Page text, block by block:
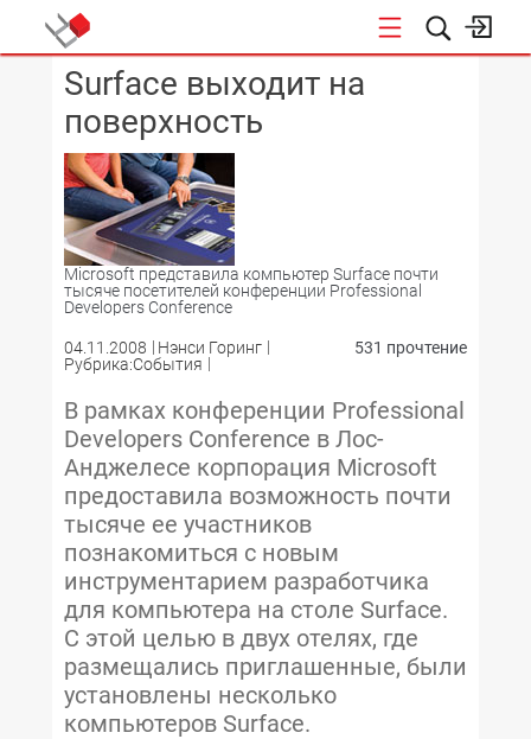
КОНФЕРЕНЦИИ
Surface выходит на
поверхность
Microsoft представила компьютер Surface почти
тысяче посетителей конференции Professional
Developers Conference
04.11.2008
Нэнси Горинг
Рубрика:События
531 прочтение
В рамках конференции Professional
Developers Conference в Лос-
Анджелесе корпорация Microsoft
предоставила возможность почти
тысяче ее участников
познакомиться с новым
инструментарием разработчика
для компьютера на столе Surface.
С этой целью в двух отелях, где
размещались приглашенные, были
установлены несколько
компьютеров Surface.